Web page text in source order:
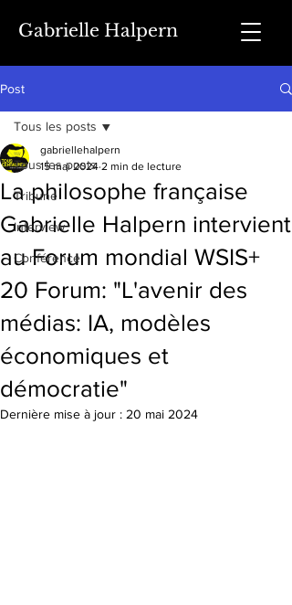
Gabrielle Halpern
Post
Tous les posts
Tribune
Interview
Conférence
Tous les posts
La philosophe française
Gabrielle Halpern intervient
au Forum mondial WSIS+
20 Forum: "L'avenir des
médias: IA, modèles
économiques et
démocratie"
gabriellehalpern
15 mai 2024 2 min de lecture
Dernière mise à jour : 20 mai 2024